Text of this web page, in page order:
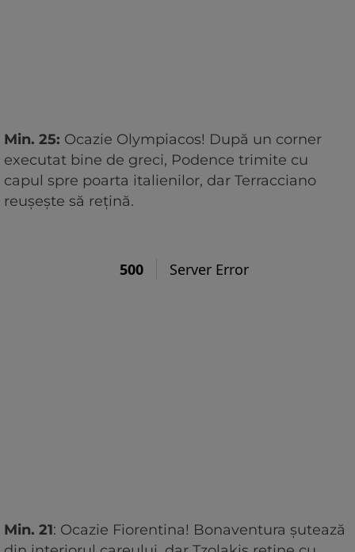
Min. 25: Ocazie Olympiacos! După un corner
executat bine de greci, Podence trimite cu
capul spre poarta italienilor, dar Terracciano
reușește să rețină.
Min. 21: Ocazie Fiorentina! Bonaventura șutează